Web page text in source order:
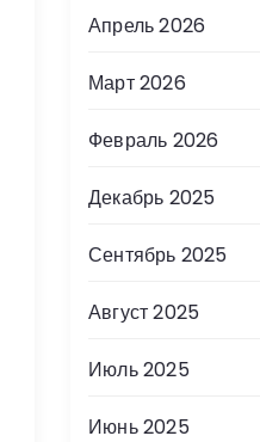
Апрель 2026
Март 2026
Февраль 2026
Декабрь 2025
Сентябрь 2025
Август 2025
Июль 2025
Июнь 2025